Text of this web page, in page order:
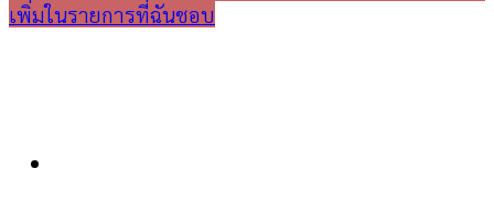
เพิ่มในรายการที่ฉันชอบ